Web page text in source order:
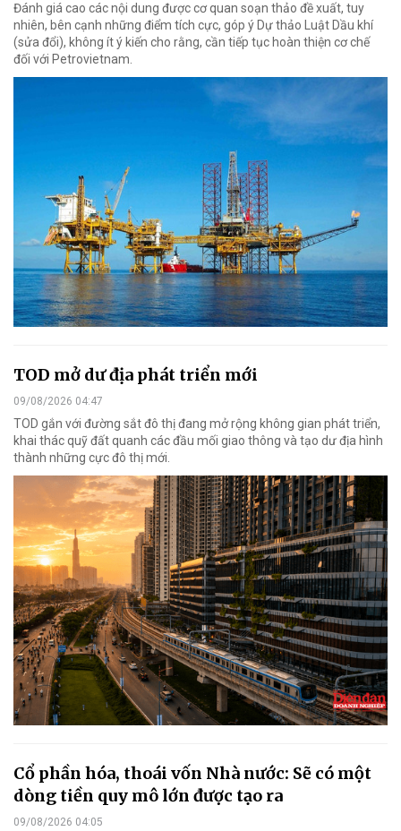
Đánh giá cao các nội dung được cơ quan soạn thảo đề xuất, tuy
nhiên, bên cạnh những điểm tích cực, góp ý Dự thảo Luật Dầu khí
(sửa đổi), không ít ý kiến cho rằng, cần tiếp tục hoàn thiện cơ chế
đối với Petrovietnam.
TOD mở dư địa phát triển mới
09/08/2026 04:47
TOD gắn với đường sắt đô thị đang mở rộng không gian phát triển,
khai thác quỹ đất quanh các đầu mối giao thông và tạo dư địa hình
thành những cực đô thị mới.
Cổ phần hóa, thoái vốn Nhà nước: Sẽ có một
dòng tiền quy mô lớn được tạo ra
09/08/2026 04:05